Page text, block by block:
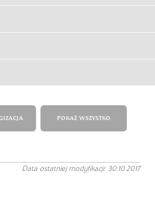
POKAŻ WSZYSTKO
Data ostatniej modyfikacji: 30.10.2017